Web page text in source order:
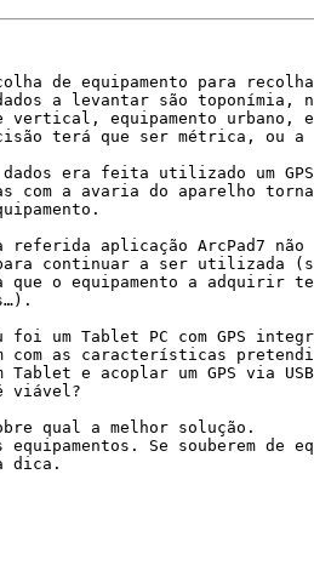
de equipamento para recolha
a levantar são toponímia,
equipamento urbano,
terá que ser métrica, ou
era feita utilizado um GPS
com a avaria do aparelho
referida aplicação ArcPad7
continuar a ser utilizada
o equipamento a adquirir
um Tablet PC com GPS
as características
e acoplar um GPS via
viável?
qual a melhor solução.
equipamentos. Se souberem de
dica.